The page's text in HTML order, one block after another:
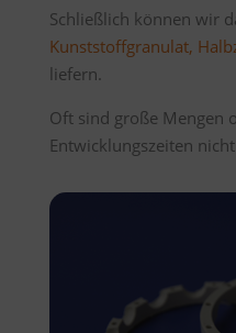
Schließlich können wir
Kunststoffgranulat,
liefern.
Oft sind große Mengen
Entwicklungszeiten